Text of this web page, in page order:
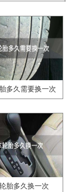
多久需要换一次
胎多久换一次